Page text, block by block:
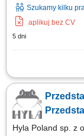
Szukamy kilku
aplikuj bez CV
5 dni
Budowanie i
lekarzami oraz
wyznaczonym
Udział w
sprzedażowych i
Hyla Poland sp. z